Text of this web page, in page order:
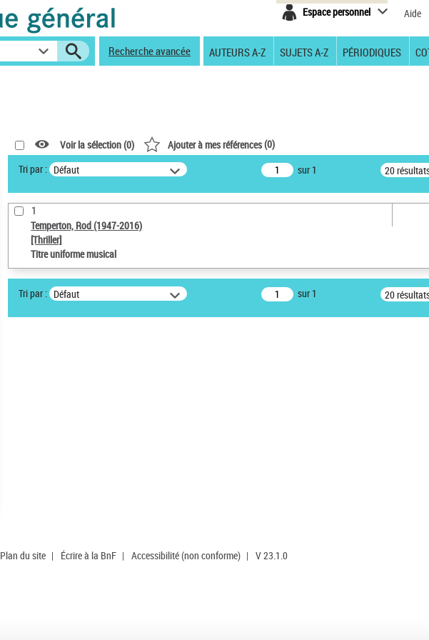
Espace personnel Aide
Recherche avancée AUTEURS A-Z SUJETS A-Z PÉRIODIQUES
Voir la sélection (0) Ajouter à mes références(0)
Tri par : Défaut sur 1 20
1
Temperton, Rod (1947-2016)
[Thriller]
Titre uniforme musical
Tri par : Défaut sur 1 20
Plan du site | Écrire à la BnF | Accessibilité (non conforme) | V 23.1.0